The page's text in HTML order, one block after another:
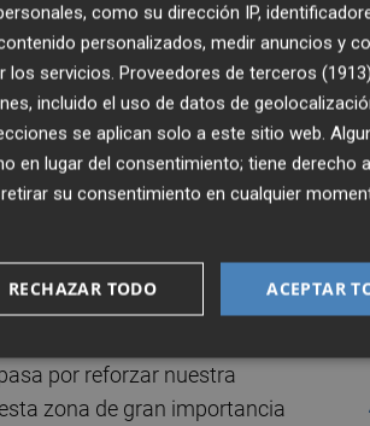
muy altas en calidad y
allí", ha señalado Carlos Ledó,
que permiten mejorar
saludables para los
proteger y fortalecer los
por reforzar nuestra
zona de gran importancia
como su dirección IP,
personalizados, medir anuncios y
los servicios. Proveedores de terceros (1913)
incluido el uso de datos de
se aplican solo a este sitio web.
en lugar del consentimiento; tiene derecho a
retirar su consentimiento en cualquier
ACEPTAR
RECHAZAR TODO